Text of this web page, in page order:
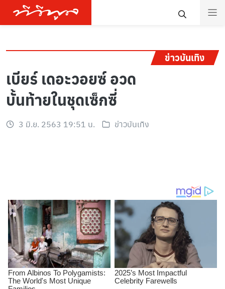
ข่าวบันเทิง
เบียร์ เดอะวอยซ์ อวด
บั้นท้ายในชุดเซ็กซี่
3 มิ.ย. 2563 19:51 น. ข่าวบันเทิง